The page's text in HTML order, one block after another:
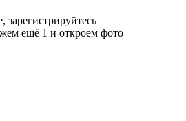
зарегистрируйтесь
ещё 1 и откроем фото